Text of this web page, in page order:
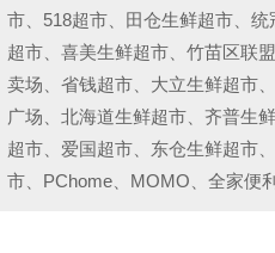
市、518超市、田仓生鲜超市、
超市、喜美生鲜超市、竹苗区联
卖场、省钱超市、大立生鲜超市
广场、北海道生鲜超市、齐普生
超市、爱国超市、东仓生鲜超市
市、PChome、MOMO、全家便